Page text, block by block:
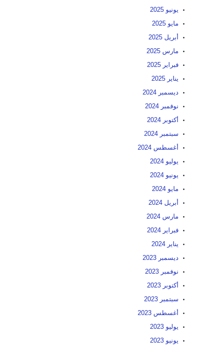
يونيو 2025
مايو 2025
أبريل 2025
مارس 2025
فبراير 2025
يناير 2025
ديسمبر 2024
نوفمبر 2024
أكتوبر 2024
سبتمبر 2024
أغسطس 2024
يوليو 2024
يونيو 2024
مايو 2024
أبريل 2024
مارس 2024
فبراير 2024
يناير 2024
ديسمبر 2023
نوفمبر 2023
أكتوبر 2023
سبتمبر 2023
أغسطس 2023
يوليو 2023
يونيو 2023